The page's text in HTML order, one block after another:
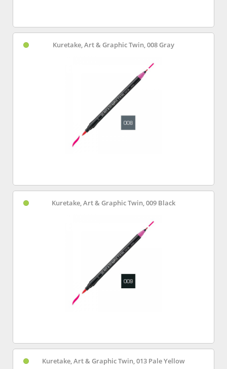
Kuretake, Art & Graphic Twin, 008 Gray
Kuretake, Art & Graphic Twin, 009 Black
Kuretake, Art & Graphic Twin, 013 Pale Yellow